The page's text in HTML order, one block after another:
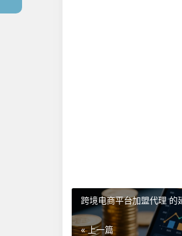
跨境电商平台加盟代理 的
« 上一篇